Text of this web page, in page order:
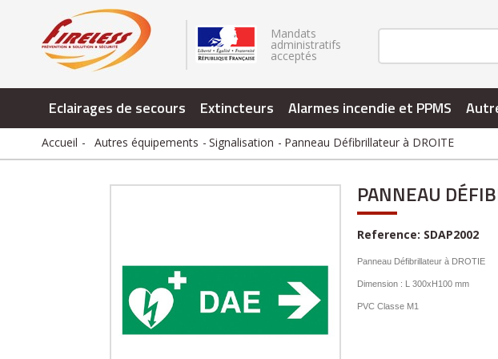
Mandats
administratifs
acceptés
Eclairages de secours Extincteurs Alarmes incendie et PPMS
Accueil Autres équipements Signalisation Panneau Défibrillateur à DROITE
PANNEAU
Reference: SDAP2002
Panneau Défibrillateur à DROTIE
Dimension : L 300xH100 mm
PVC Classe M1